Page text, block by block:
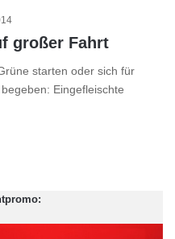
großer Fahrt
starten oder sich für
Eingefleischte